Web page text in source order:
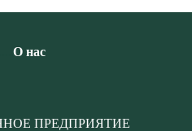
О нас
ПРЕДПРИЯТИЕ